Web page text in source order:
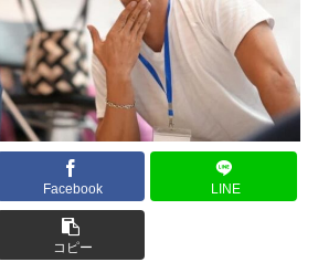
Facebook LINE
コピー